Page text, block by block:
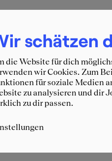
schätzen
die Website für dich
wir Cookies. Zum
für soziale Medien
zu analysieren und dir
zu dir passen.